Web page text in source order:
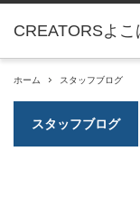
ホーム スタッフブログ
スタッフブログ